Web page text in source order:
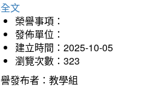
文
榮譽事項：
發佈單位：
建立時間：2025-10-05
瀏覽次數：323
發布者：教學組